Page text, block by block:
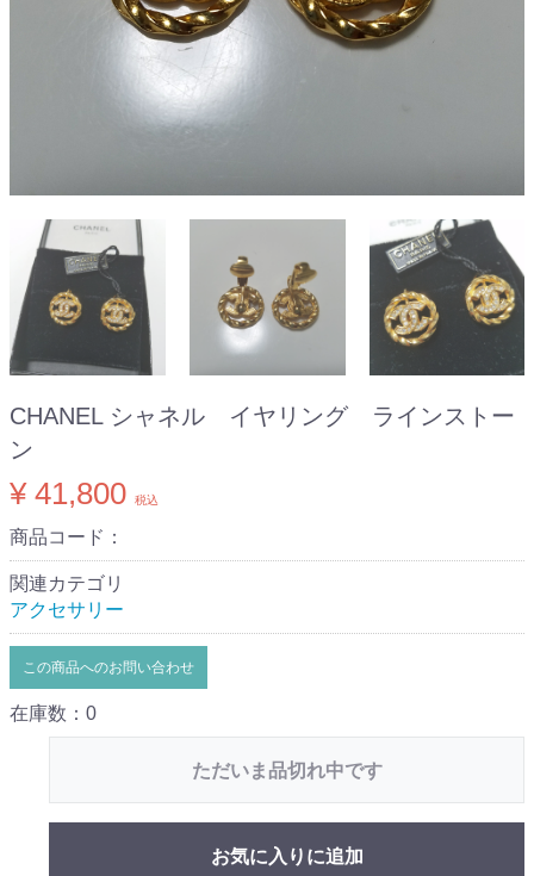
CHANEL シャネル イヤリング ラインストー
ン
¥ 41,800 税込
商品コード：
関連カテゴリ
アクセサリー
この商品へのお問い合わせ
在庫数：0
ただいま品切れ中です
お気に入りに追加